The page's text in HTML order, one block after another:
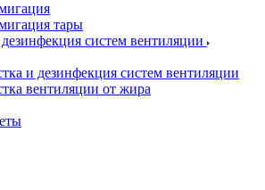
тары
систем вентиляции
и дезинфекция систем вентиляции
вентиляции от жира